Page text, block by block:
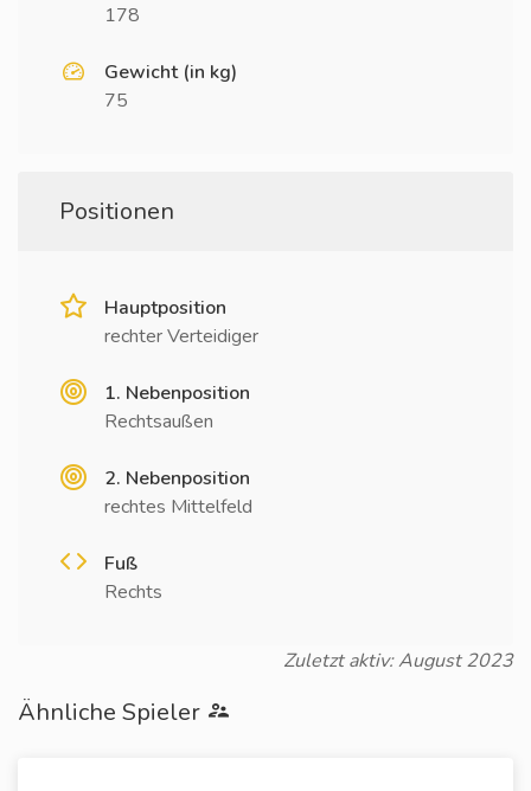
178
Gewicht (in kg)
75
Positionen
Hauptposition
rechter Verteidiger
1. Nebenposition
Rechtsaußen
2. Nebenposition
rechtes Mittelfeld
Fuß
Rechts
Zuletzt aktiv: August 2023
Ähnliche Spieler